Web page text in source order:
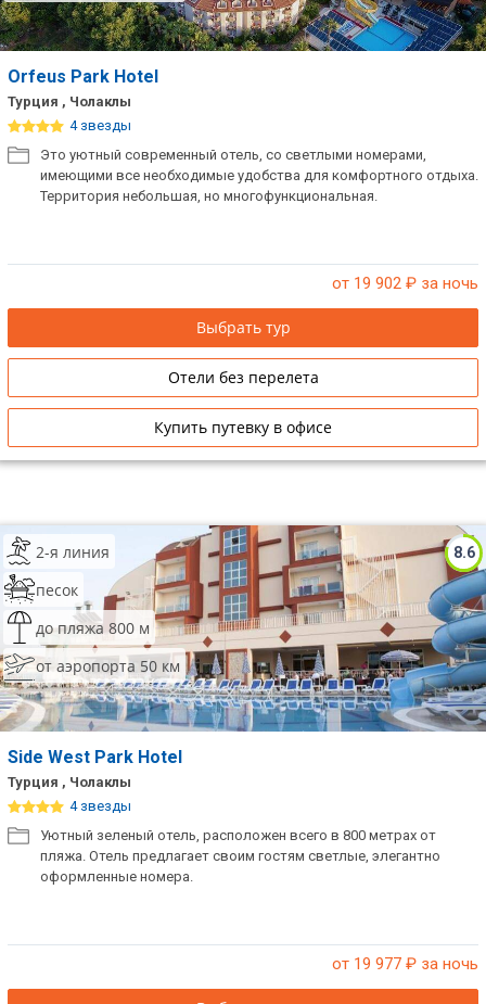
Orfeus Park Hotel
Турция , Чолаклы
4 звезды
Это уютный современный отель, со светлыми номерами,
имеющими все необходимые удобства для комфортного отдыха.
Территория небольшая, но многофункциональная.
от 19 902 ₽ за ночь
Выбрать тур
Отели без перелета
Купить путевку в офисе
8.6
2-я линия
песок
до пляжа 800 м
от аэропорта 50 км
Side West Park Hotel
Турция , Чолаклы
4 звезды
Уютный зеленый отель, расположен всего в 800 метрах от
пляжа. Отель предлагает своим гостям светлые, элегантно
оформленные номера.
от 19 977 ₽ за ночь